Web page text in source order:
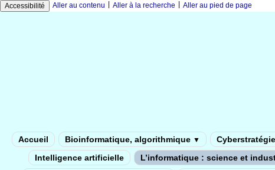
Accessibilité Aller au contenu Aller à la recherche Aller au pied de page
Accueil Bioinformatique, algorithmique ▼
Intelligence artificielle
L’informatique : science et